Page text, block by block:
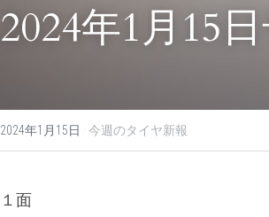
2024年1月15
2024年1月15日 · 今週のタイヤ新報
１面